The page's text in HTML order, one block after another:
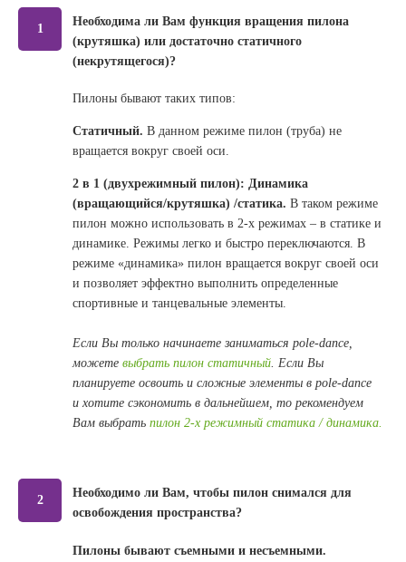
1
Необходима ли Вам функция вращения пилона
(крутяшка) или достаточно статичного
(некрутящегося)?
Пилоны бывают таких типов:
Статичный. В данном режиме пилон (труба) не
вращается вокруг своей оси.
2 в 1 (двухрежимный пилон): Динамика
(вращающийся/крутяшка) /статика. В таком режиме
пилон можно использовать в 2-х режимах – в статике и
динамике. Режимы легко и быстро переключаются. В
режиме «динамика» пилон вращается вокруг своей оси
и позволяет эффектно выполнить определенные
спортивные и танцевальные элементы.
Если Вы только начинаете заниматься pole-dance,
можете выбрать пилон статичный. Если Вы
планируете освоить и сложные элементы в pole-dance
и хотите сэкономить в дальнейшем, то рекомендуем
Вам выбрать пилон 2-х режимный статика / динамика.
2
Необходимо ли Вам, чтобы пилон снимался для
освобождения пространства?
Пилоны бывают съемными и несъемными.